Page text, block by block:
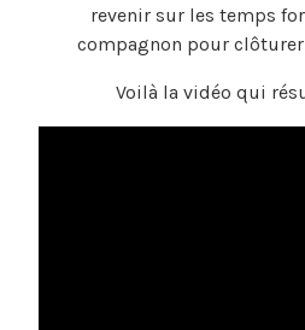
revenir sur les temps
compagnon pour
Voilà la vidéo qui